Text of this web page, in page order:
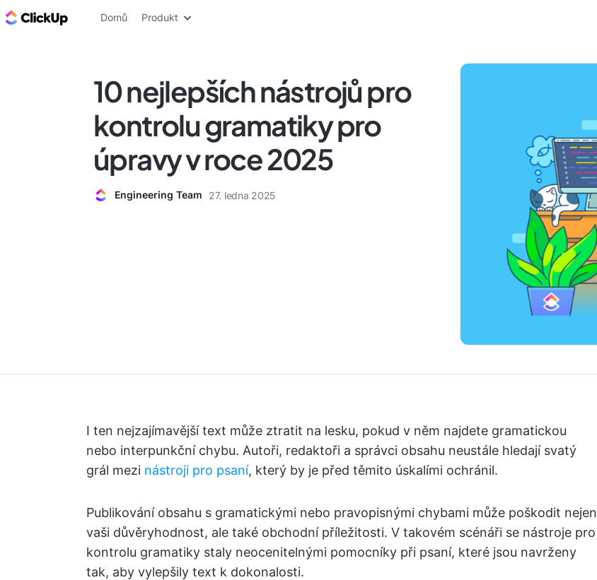
ClickUp blog
Domů Produkt
10 nejlepších nástrojů pro
kontrolu gramatiky pro
úpravy v roce 2025
Engineering Team 27. ledna 2025
I ten nejzajímavější text může ztratit na lesku, pokud v něm najdete gramatickou
nebo interpunkční chybu. Autoři, redaktoři a správci obsahu neustále hledají svatý
grál mezi nástroji pro psaní, který by je před těmito úskalími ochránil.
Publikování obsahu s gramatickými nebo pravopisnými chybami může poškodit nejen
vaši důvěryhodnost, ale také obchodní příležitosti. V takovém scénáři se nástroje pro
kontrolu gramatiky staly neocenitelnými pomocníky při psaní, které jsou navrženy
tak, aby vylepšily text k dokonalosti.